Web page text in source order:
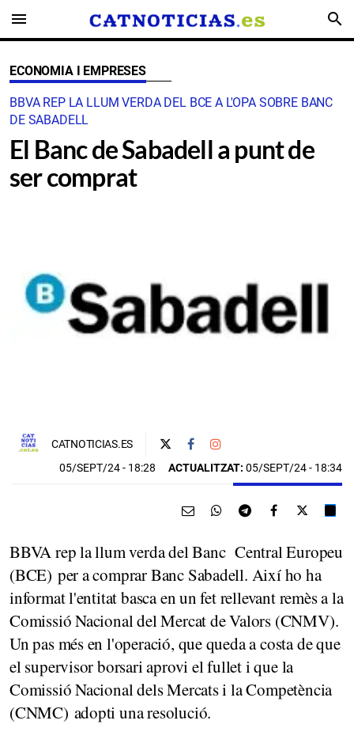
menu search
ECONOMIA I EMPRESES
BBVA REP LA LLUM VERDA DEL BCE A L'OPA SOBRE BANC
DE SABADELL
El Banc de Sabadell a punt de
ser comprat
CATNOTICIAS.ES
05/SEPT/24- 18:28 ACTUALITZAT: 05/SEPT/24 - 18:34
BBVA rep la llum verda del Banc Central Europeu
(BCE) per a comprar Banc Sabadell. Així ho ha
informat l'entitat basca en un fet rellevant remès a la
Comissió Nacional del Mercat de Valors (CNMV).
Un pas més en l'operació, que queda a costa de que
el supervisor borsari aprovi el fullet i que la
Comissió Nacional dels Mercats i la Competència
(CNMC) adopti una resolució.